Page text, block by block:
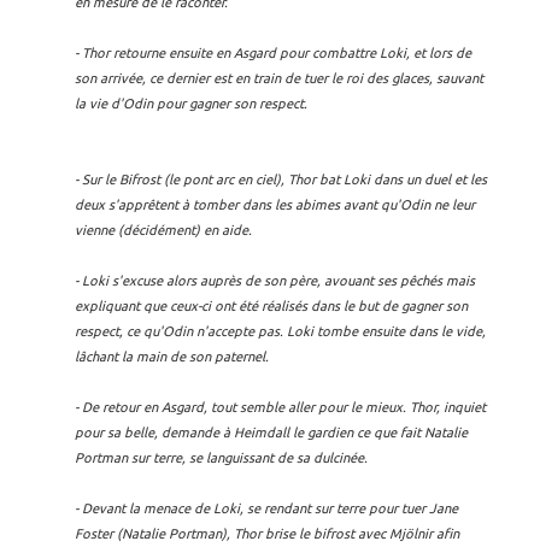
- Thor retourne ensuite en Asgard pour combattre Loki, et lors de
son arrivée, ce dernier est en train de tuer le roi des glaces, sauvant
la vie d'Odin pour gagner son respect.
- Sur le Bifrost (le pont arc en ciel), Thor bat Loki dans un duel et les
deux s'apprêtent à tomber dans les abimes avant qu'Odin ne leur
vienne (décidément) en aide.
- Loki s'excuse alors auprès de son père, avouant ses pêchés mais
expliquant que ceux-ci ont été réalisés dans le but de gagner son
respect, ce qu'Odin n'accepte pas. Loki tombe ensuite dans le vide,
lâchant la main de son paternel.
- De retour en Asgard, tout semble aller pour le mieux. Thor, inquiet
pour sa belle, demande à Heimdall le gardien ce que fait Natalie
Portman sur terre, se languissant de sa dulcinée.
- Devant la menace de Loki, se rendant sur terre pour tuer Jane
Foster (Natalie Portman), Thor brise le bifrost avec Mjölnir afin